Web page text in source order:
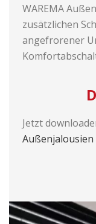
WAREMA
zusätzlichen
angefrorener
Jetzt
Außenjalousien